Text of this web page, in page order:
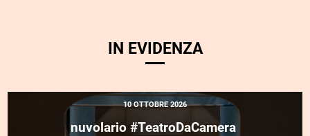
IN EVIDENZA
10 OTTOBRE 2026
nuvolario #TeatroDaCamera